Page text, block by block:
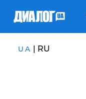
UA | RU